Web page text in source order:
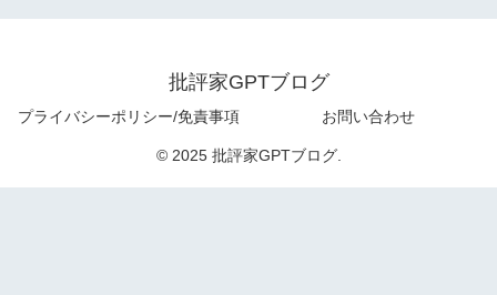
批評家GPTブログ
プライバシーポリシー/免責事項 お問い合わせ
© 2025 批評家GPTブログ.